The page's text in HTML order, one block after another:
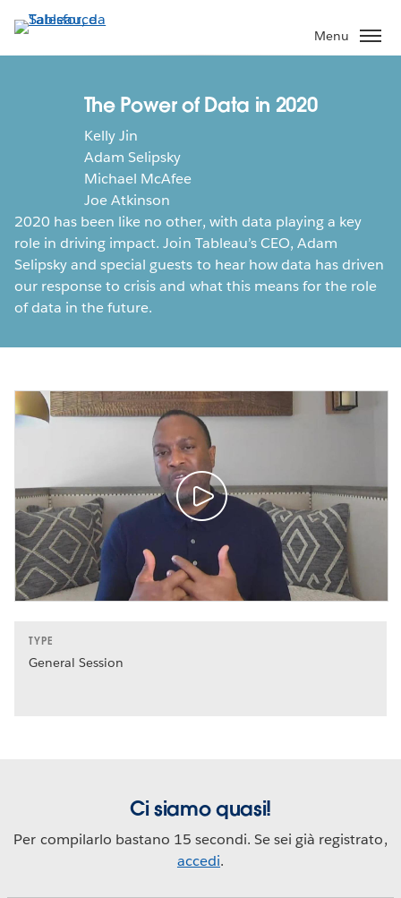
Passa
contenuto
Menu
The Power of Data in 2020
Kelly Jin
Adam Selipsky
Michael McAfee
Joe Atkinson
2020 has been like no other, with data playing a key
role in driving impact. Join Tableau’s CEO, Adam
Selipsky and special guests to hear how data has driven
our response to crisis and what this means for the role
of data in the future.
TYPE
General Session
Ci siamo quasi!
Per compilarlo bastano 15 secondi. Se sei già registrato,
accedi.